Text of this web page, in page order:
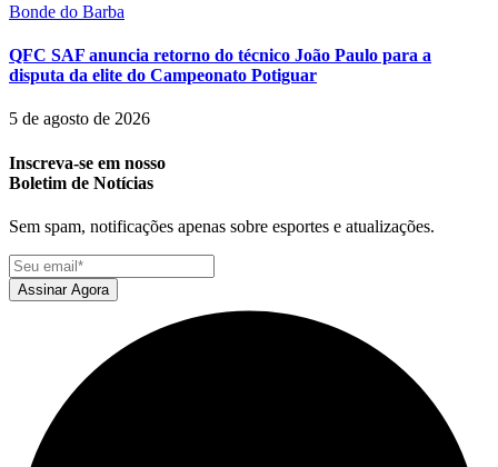
Bonde do Barba
QFC SAF anuncia retorno do técnico João Paulo para a
disputa da elite do Campeonato Potiguar
5 de agosto de 2026
Inscreva-se em nosso
Boletim de Notícias
Sem spam, notificações apenas sobre esportes e atualizações.
Assinar Agora